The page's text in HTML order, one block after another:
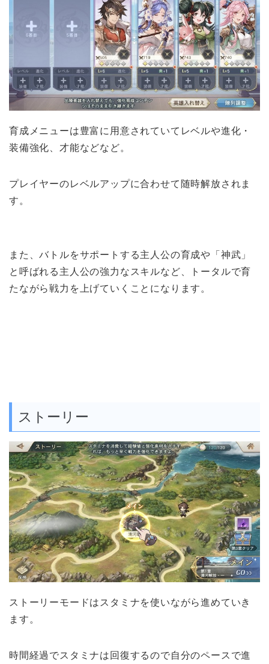
育成メニューは豊富に用意されていて レベルや進化・
装備強化、才能などなど。
プレイヤーのレベルアップに合わせて随時解放されま
す。
また、バトルをサポートする主人公の育成や「神武」
と呼ばれる主人公の強力なスキルなど、トータルで育
たながら戦力を上げていくことになります。
ストーリー
ストーリーモードはスタミナを使いながら進めていき
ます。
時間経過でスタミナは回復するので自分のペースで進